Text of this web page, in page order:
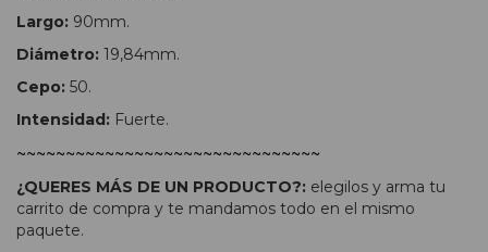
Largo: 90mm.
Diámetro: 19,84mm.
Cepo: 50.
Intensidad: Fuerte.
~~~~~~~~~~~~~~~~~~~~~~~~~~~~~~~
¿QUERES MÁS DE UN PRODUCTO?: elegilos y arma tu
carrito de compra y te mandamos todo en el mismo
paquete.